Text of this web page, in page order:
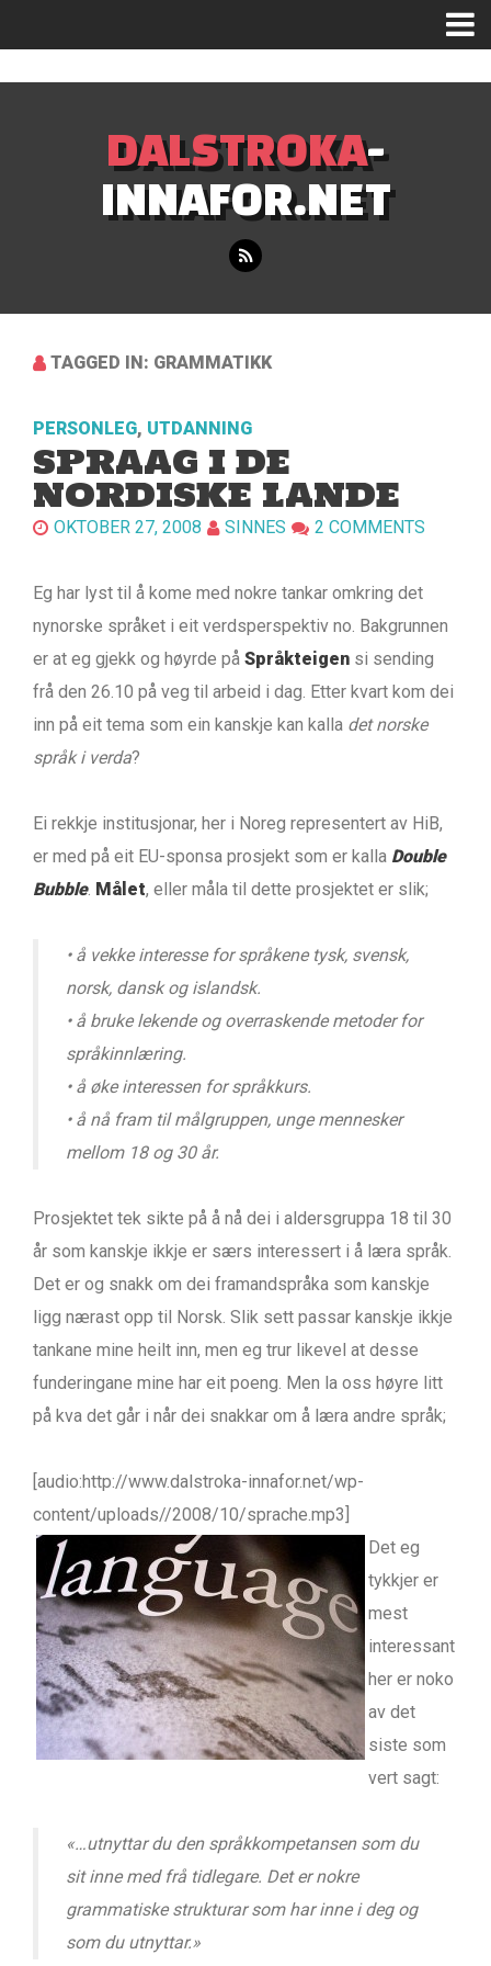
DALSTROKA-
INNAFOR.NET
TAGGED IN: GRAMMATIKK
PERSONLEG, UTDANNING
SPRAAG I DE
NORDISKE LANDE
OKTOBER 27, 2008 SINNES 2 COMMENTS
Eg har lyst til å kome med nokre tankar omkring det
nynorske språket i eit verdsperspektiv no. Bakgrunnen
er at eg gjekk og høyrde på Språkteigen si sending
frå den 26.10 på veg til arbeid i dag. Etter kvart kom dei
inn på eit tema som ein kanskje kan kalla det norske
språk i verda?
Ei rekkje institusjonar, her i Noreg representert av HiB,
er med på eit EU-sponsa prosjekt som er kalla Double
Bubble. Målet, eller måla til dette prosjektet er slik;
• å vekke interesse for språkene tysk, svensk,
norsk, dansk og islandsk.
• å bruke lekende og overraskende metoder for
språkinnlæring.
• å øke interessen for språkkurs.
• å nå fram til målgruppen, unge mennesker
mellom 18 og 30 år.
Prosjektet tek sikte på å nå dei i aldersgruppa 18 til 30
år som kanskje ikkje er særs interessert i å læra språk.
Det er og snakk om dei framandspråka som kanskje
ligg nærast opp til Norsk. Slik sett passar kanskje ikkje
tankane mine heilt inn, men eg trur likevel at desse
funderingane mine har eit poeng. Men la oss høyre litt
på kva det går i når dei snakkar om å læra andre språk;
[audio:http://www.dalstroka-innafor.net/wp-
content/uploads//2008/10/sprache.mp3]
Det eg
tykkjer er
mest
interessant
her er noko
av det
siste som
vert sagt:
«…utnyttar du den språkkompetansen som du
sit inne med frå tidlegare. Det er nokre
grammatiske strukturar som har inne i deg og
som du utnyttar.»